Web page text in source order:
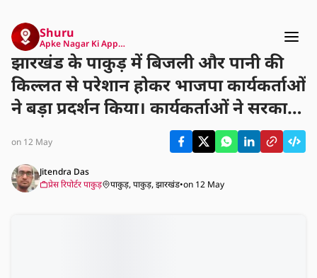
Shuru
Apke Nagar Ki App…
झारखंड के पाकुड़ में बिजली और पानी की
किल्लत से परेशान होकर भाजपा कार्यकर्ताओं
ने बड़ा प्रदर्शन किया। कार्यकर्ताओं ने सरकार
से इन समस्याओं का तुरंत समाधान निकालने
की मांग की, ताकि आम जनता को राहत मिल
सके।
on 12 May
Jitendra Das
प्रेस रिपोर्टर पाकुड़
पाकुड़, पाकुड़, झारखंड•on 12 May